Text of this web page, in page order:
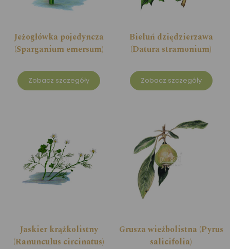
Jeżogłówka pojedyncza
(Sparganium emersum)
Zobacz szczegóły
Bieluń dziędzierzawa
(Datura stramonium)
Zobacz szczegóły
Jaskier krążkolistny
(Ranunculus circinatus)
Grusza wieżbolistna (Pyrus
salicifolia)